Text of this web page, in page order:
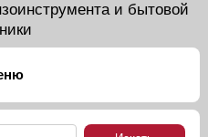
и бытовой